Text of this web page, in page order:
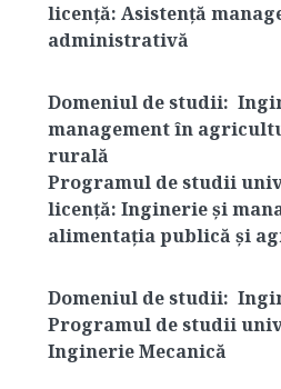
licență: Asistență
administrativă
Domeniul de studii:
management în
rurală
Programul de studii
licență: Inginerie și
alimentația publică și
Domeniul de studii:
Programul de studii
Inginerie Mecanică